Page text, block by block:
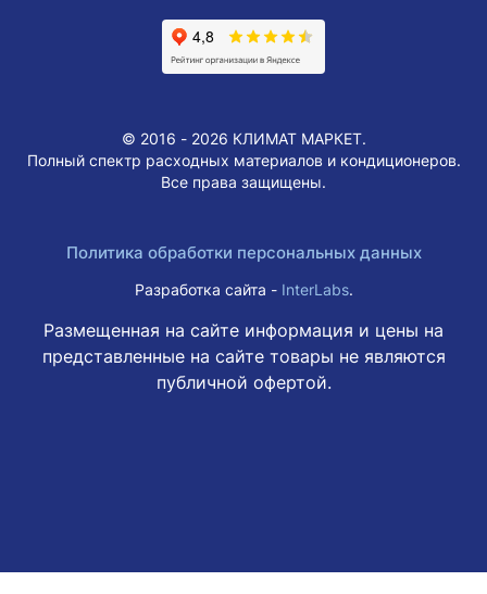
© 2016 - 2026 КЛИМАТ МАРКЕТ.
Полный спектр расходных материалов и кондиционеров.
Все права защищены.
Политика обработки персональных данных
Разработка сайта - InterLabs.
Размещенная на сайте информация и цены на
представленные на сайте товары не являются
публичной офертой.